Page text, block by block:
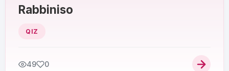
Rabbiniso
QIZ
49 0